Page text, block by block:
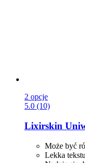
2 opcje
5.0 (10)
Lixirskin
Może być
Lekka